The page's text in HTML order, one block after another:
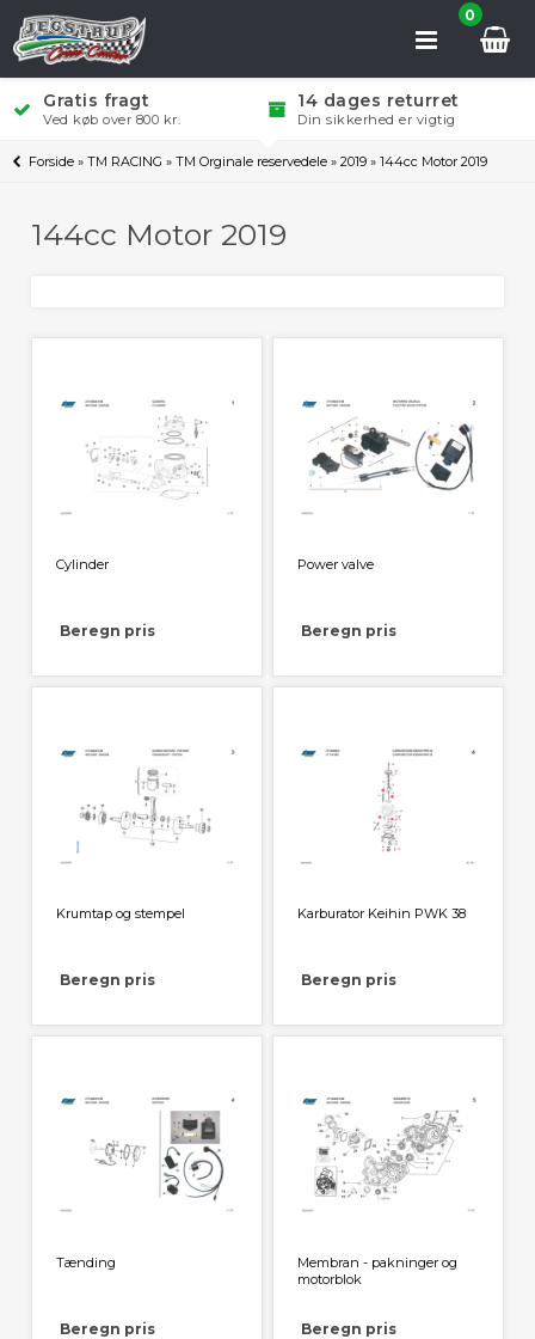
0
Gratis fragt
Ved køb over 800 kr.
14 dages returret
Din sikkerhed er vigtig
Forside »TM RACING »TM Orginale reservedele »2019 »144cc Motor 2019
144cc Motor 2019
Cylinder
Beregn pris
Power valve
Beregn pris
Krumtap og stempel
Beregn pris
Karburator Keihin PWK 38
Beregn pris
Tænding
Beregn pris
Membran - pakninger og
motorblok
Beregn pris